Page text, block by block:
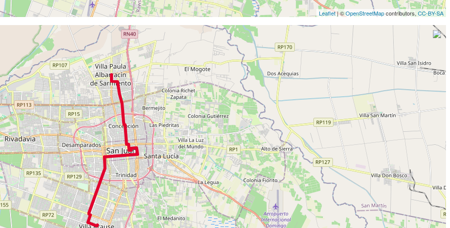
Leaflet| ©OpenStreetMapcontributors, CC-BY-SA
de Mayo, Mendoza, Oro, Tucumán, Juan Jufré, Tucumán, Cereceto, Av. Rioja, Av. Ignacio de la Roza, Antonino Aberastain, Estación
Bartolomé Mitre, Av. Guillermo Rawson, Av. Córdoba, Estación de Transbordo Córdoba, Conector Sur 15 De Enero, Dr. Ortega,
Krause, Ingeniero Krause y Torino.
Lemos, Dr. Ortega, Conector Sur 15 De Enero, Estación de Transbordo Córdoba, Av. Córdoba, Av. Guillermo Rawson, Rivadavia,
General San Martín, Av. Rioja, Juan Jufré, Tucumán, Oro, Mendoza, Mendoza y Rodríguez.
GEODESTINOS DISPONIBLES
6100+